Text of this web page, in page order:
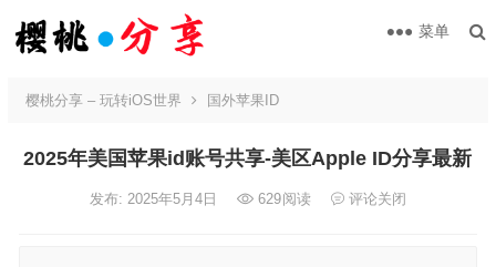
菜单
樱桃分享 – 玩转iOS世界 国外苹果ID
2025年美国苹果id账号共享-美区Apple ID分享最新
发布: 2025年5月4日 629阅读 评论关闭